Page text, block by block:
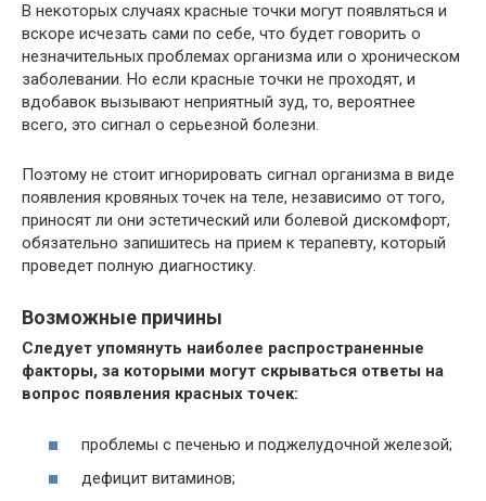
В некоторых случаях красные точки могут появляться и
вскоре исчезать сами по себе, что будет говорить о
незначительных проблемах организма или о хроническом
заболевании. Но если красные точки не проходят, и
вдобавок вызывают неприятный зуд, то, вероятнее
всего, это сигнал о серьезной болезни.
Поэтому не стоит игнорировать сигнал организма в виде
появления кровяных точек на теле, независимо от того,
приносят ли они эстетический или болевой дискомфорт,
обязательно запишитесь на прием к терапевту, который
проведет полную диагностику.
Возможные причины
Следует упомянуть наиболее распространенные
факторы, за которыми могут скрываться ответы на
вопрос появления красных точек:
проблемы с печенью и поджелудочной железой;
дефицит витаминов;